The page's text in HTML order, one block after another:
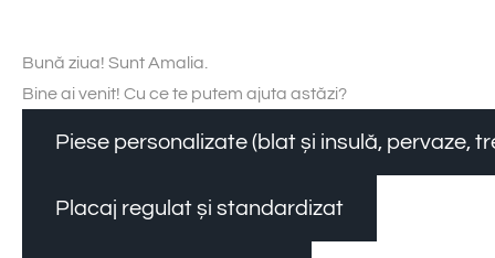
Bună ziua! Sunt Amalia.
Bine ai venit! Cu ce te putem ajuta astăzi?
Piese personalizate (blat și insulă, pervaze,
Placaj regulat și standardizat